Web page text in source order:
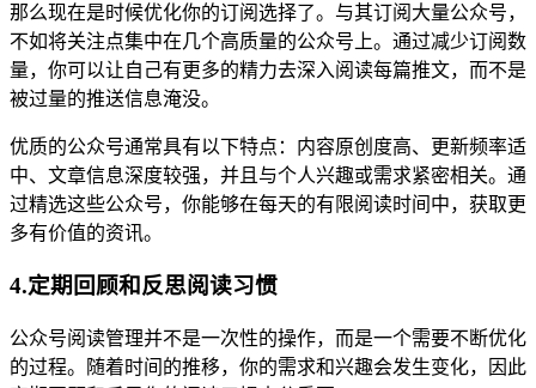
那么现在是时候优化你的订阅选择了。与其订阅大量公众号，
不如将关注点集中在几个高质量的公众号上。通过减少订阅数
量，你可以让自己有更多的精力去深入阅读每篇推文，而不是
被过量的推送信息淹没。
优质的公众号通常具有以下特点：内容原创度高、更新频率适
中、文章信息深度较强，并且与个人兴趣或需求紧密相关。通
过精选这些公众号，你能够在每天的有限阅读时间中，获取更
多有价值的资讯。
4.定期回顾和反思阅读习惯
公众号阅读管理并不是一次性的操作，而是一个需要不断优化
的过程。随着时间的推移，你的需求和兴趣会发生变化，因此